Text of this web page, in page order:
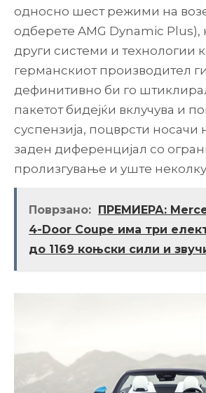
односно шест режими на
одберете AMG Dynamic Plus),
други системи и технологии
германскиот производител
дефинитивно би го
пакетот бидејќи вклучува и
суспензија, поцврсти носачи
заден диференцијал со
пролизгување и уште
Поврзано: ПРЕМИЕРА:
4-Door Coupe има три
до 1169 коњски сили и